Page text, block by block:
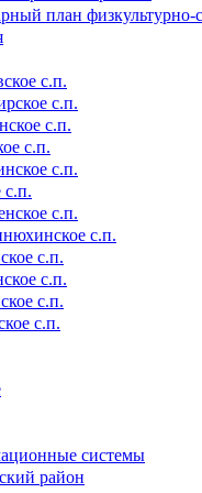
план
с.п.
с.п.
с.п.
с.п.
с.п.
с.п.
с.п.
с.п.
с.п.
с.п.
с.п.
с.п.
системы
район